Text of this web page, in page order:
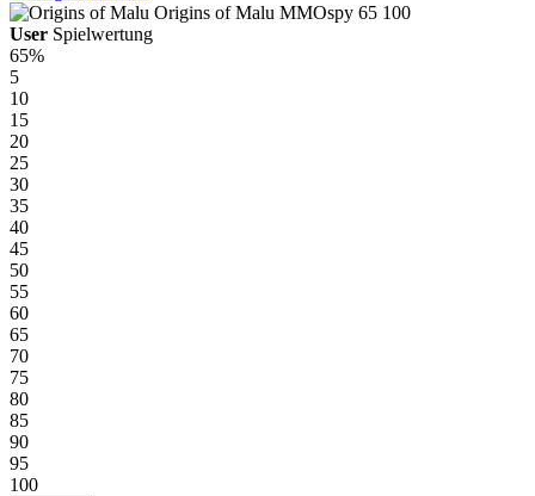
Origins of Malu MMOspy 65 100
User Spielwertung
65%
5
10
15
20
25
30
35
40
45
50
55
60
65
70
75
80
85
90
95
100